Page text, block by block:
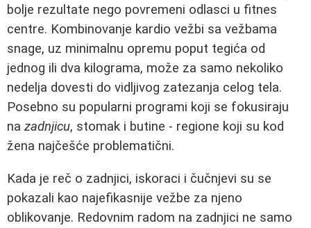
bolje rezultate nego povremeni odlasci u fitnes
centre. Kombinovanje kardio vežbi sa vežbama
snage, uz minimalnu opremu poput tegića od
jednog ili dva kilograma, može za samo nekoliko
nedelja dovesti do vidljivog zatezanja celog tela.
Posebno su popularni programi koji se fokusiraju
na zadnjicu, stomak i butine - regione koji su kod
žena najčešće problematični.
Kada je reč o zadnjici, iskoraci i čučnjevi su se
pokazali kao najefikasnije vežbe za njeno
oblikovanje. Redovnim radom na zadnjici ne samo